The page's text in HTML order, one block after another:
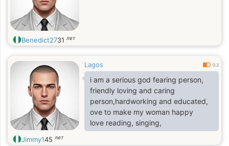
Benedict2731 лет
Lagos 0.3
i am a serious god fearing person,
friendly loving and caring
person,hardworking and educated,
ove to make my woman happy
love reading, singing,
Jimmy145 лет